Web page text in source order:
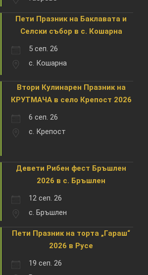
Пети Празник на Баклавата и
Селски събор в с. Кошарна
5 сеп. 26
с. Кошарна
Втори Кулинарен Празник на
КРУТМАЧА в село Крепост 2026
6 сеп. 26
с. Крепост
Девети Рибен фест Бръшлен
2026 в с. Бръшлен
12 сеп. 26
с. Бръшлен
Пети Празник на торта „Гараш“
2026 в Русе
19 сеп. 26